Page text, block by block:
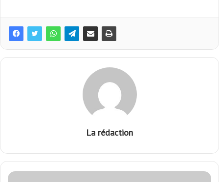
La rédaction